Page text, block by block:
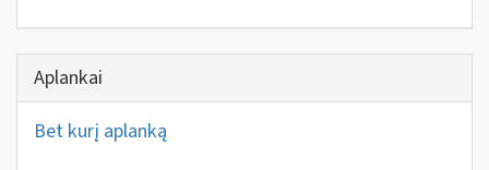
Aplankai
Bet kurį aplanką